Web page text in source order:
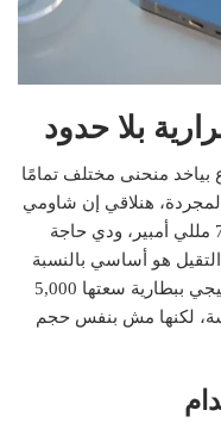
بلا حدود
بياخد منحنى مختلف تمامًا
هنلاقي إن شاومي
15T برو جاي ببطارية ضخمة سعتها 7,500 مللي أمبير، ودي حاجة
هو أساسي بالنسبة
له. سامسونج S25 ألترا، من ناحية تانية، بيجي ببطارية سعتها 5,000
لكنها مش بنفس حجم